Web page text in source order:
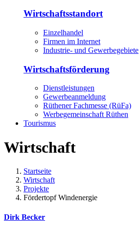
Wirtschaftsstandort
Einzelhandel
Firmen im Internet
Industrie- und Gewerbegebiete
Wirtschaftsförderung
Dienstleistungen
Gewerbeanmeldung
Rüthener Fachmesse (RüFa)
Werbegemeinschaft Rüthen
Tourismus
Wirtschaft
Startseite
Wirtschaft
Projekte
Fördertopf Windenergie
Dirk Becker